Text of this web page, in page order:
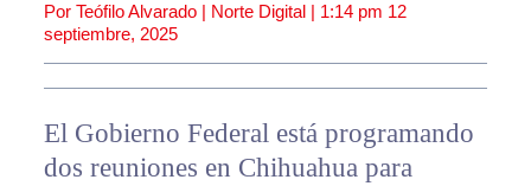
Por Teófilo Alvarado | Norte Digital | 1:14 pm 12
septiembre, 2025
El Gobierno Federal está programando
dos reuniones en Chihuahua para